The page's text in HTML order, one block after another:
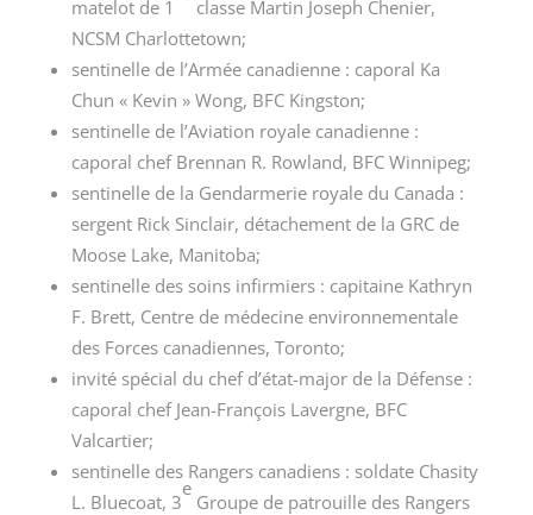
matelot de 1 classeMartin Joseph Chenier,
NCSM Charlottetown;
sentinelle de l’Armée canadienne : caporal Ka
Chun « Kevin »Wong, BFC Kingston;
sentinelle de l’Aviation royale canadienne :
caporal chef Brennan R. Rowland, BFC Winnipeg;
sentinelle de la Gendarmerie royale du Canada :
sergent Rick Sinclair, détachement de la GRC de
Moose Lake, Manitoba;
sentinelle des soins infirmiers : capitaine Kathryn
F. Brett, Centre de médecine environnementale
des Forces canadiennes, Toronto;
invité spécial du chef d’état-major de la Défense :
caporal chef Jean-François Lavergne, BFC
Valcartier;
sentinelle des Rangers canadiens : soldate Chasity
L. Bluecoat, 3
e
Groupede patrouille des Rangers